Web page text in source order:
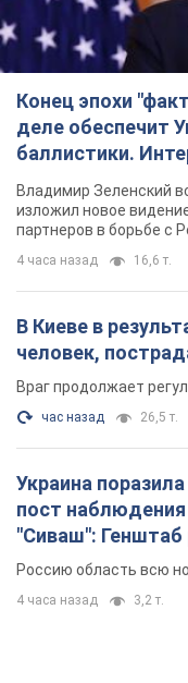
Конец эпохи
деле обеспечит
баллистики.
Владимир Зеленский
изложил новое
партнеров в борьбе с
4 часа назад 16,6 т.
В Киеве в
человек,
Враг продолжает
час назад 26,5 т.
Украина
пост наблюдения
"Сиваш":
видео
Россию область всю
4 часа назад 3,2 т.